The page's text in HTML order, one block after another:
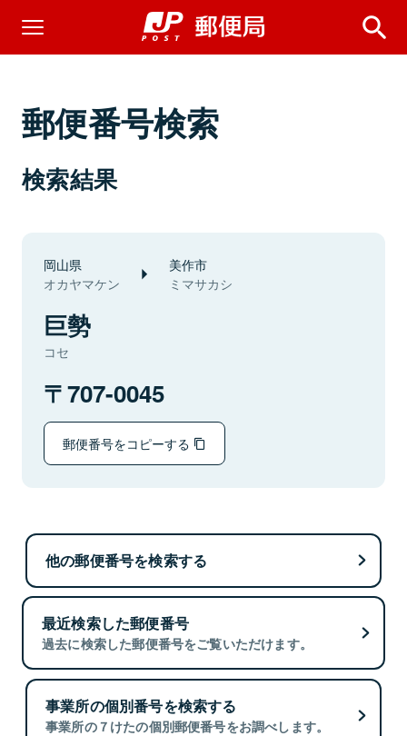
郵便番号検索
検索結果
岡山県
オカヤマケン
美作市
ミマサカシ
巨勢
コセ
707-0045
郵便番号をコピーする
他の郵便番号を検索する
最近検索した郵便番号
過去に検索した郵便番号をご覧いただけます。
事業所の個別番号を検索する
事業所の７けたの個別郵便番号をお調べします。